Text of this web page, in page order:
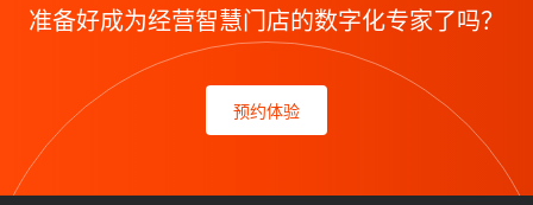
准备好成为经营智慧门店的数字化专家了吗？
预约体验